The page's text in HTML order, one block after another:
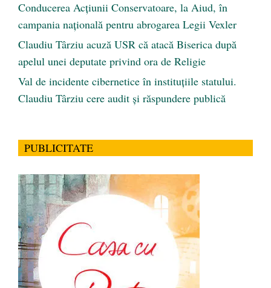
Conducerea Acțiunii Conservatoare, la Aiud, în
campania națională pentru abrogarea Legii Vexler
Claudiu Târziu acuză USR că atacă Biserica după
apelul unei deputate privind ora de Religie
Val de incidente cibernetice în instituțiile statului.
Claudiu Târziu cere audit și răspundere publică
PUBLICITATE